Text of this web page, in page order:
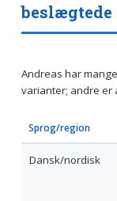
beslægtede
Andreas har
varianter; andre
Sprog/region
Dansk/nordisk